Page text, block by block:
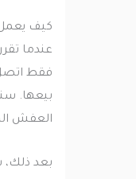
كيف يعمل
عندما تقرر
فقط اتصل بنا
بيعها.
العفش
بعد ذلك،